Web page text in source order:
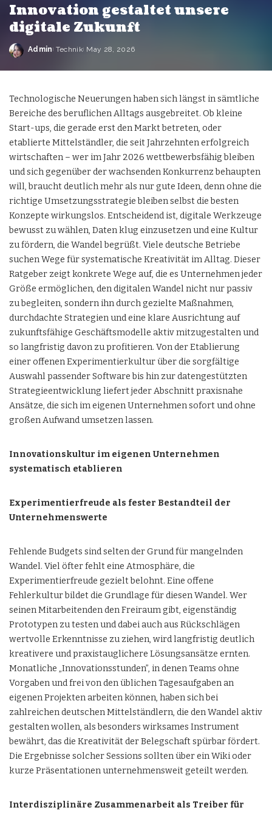
Innovation gestaltet unsere
digitale Zukunft
Admin Technik May 28, 2026
Technologische Neuerungen haben sich längst in sämtliche
Bereiche des beruflichen Alltags ausgebreitet. Ob kleine
Start-ups, die gerade erst den Markt betreten, oder
etablierte Mittelständler, die seit Jahrzehnten erfolgreich
wirtschaften – wer im Jahr 2026 wettbewerbsfähig bleiben
und sich gegenüber der wachsenden Konkurrenz behaupten
will, braucht deutlich mehr als nur gute Ideen, denn ohne die
richtige Umsetzungsstrategie bleiben selbst die besten
Konzepte wirkungslos. Entscheidend ist, digitale Werkzeuge
bewusst zu wählen, Daten klug einzusetzen und eine Kultur
zu fördern, die Wandel begrüßt. Viele deutsche Betriebe
suchen Wege für systematische Kreativität im Alltag. Dieser
Ratgeber zeigt konkrete Wege auf, die es Unternehmen jeder
Größe ermöglichen, den digitalen Wandel nicht nur passiv
zu begleiten, sondern ihn durch gezielte Maßnahmen,
durchdachte Strategien und eine klare Ausrichtung auf
zukunftsfähige Geschäftsmodelle aktiv mitzugestalten und
so langfristig davon zu profitieren. Von der Etablierung
einer offenen Experimentierkultur über die sorgfältige
Auswahl passender Software bis hin zur datengestützten
Strategieentwicklung liefert jeder Abschnitt praxisnahe
Ansätze, die sich im eigenen Unternehmen sofort und ohne
großen Aufwand umsetzen lassen.
Innovationskultur im eigenen Unternehmen
systematisch etablieren
Experimentierfreude als fester Bestandteil der
Unternehmenswerte
Fehlende Budgets sind selten der Grund für mangelnden
Wandel. Viel öfter fehlt eine Atmosphäre, die
Experimentierfreude gezielt belohnt. Eine offene
Fehlerkultur bildet die Grundlage für diesen Wandel. Wer
seinen Mitarbeitenden den Freiraum gibt, eigenständig
Prototypen zu testen und dabei auch aus Rückschlägen
wertvolle Erkenntnisse zu ziehen, wird langfristig deutlich
kreativere und praxistauglichere Lösungsansätze ernten.
Monatliche „Innovationsstunden”, in denen Teams ohne
Vorgaben und frei von den üblichen Tagesaufgaben an
eigenen Projekten arbeiten können, haben sich bei
zahlreichen deutschen Mittelständlern, die den Wandel aktiv
gestalten wollen, als besonders wirksames Instrument
bewährt, das die Kreativität der Belegschaft spürbar fördert.
Die Ergebnisse solcher Sessions sollten über ein Wiki oder
kurze Präsentationen unternehmensweit geteilt werden.
Interdisziplinäre Zusammenarbeit als Treiber für